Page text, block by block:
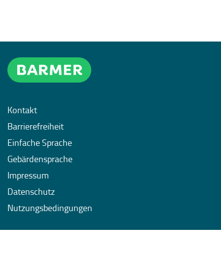
Kontakt
Barrierefreiheit
Einfache Sprache
Gebärdensprache
Impressum
Datenschutz
Nutzungsbedingungen